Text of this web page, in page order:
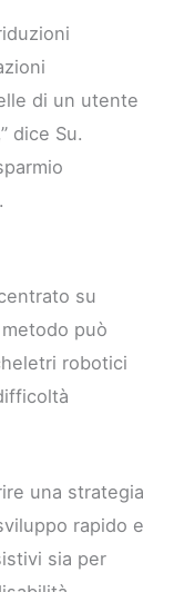
di un utente
dice Su.
su
può
robotici
una strategia
rapido e
sia per